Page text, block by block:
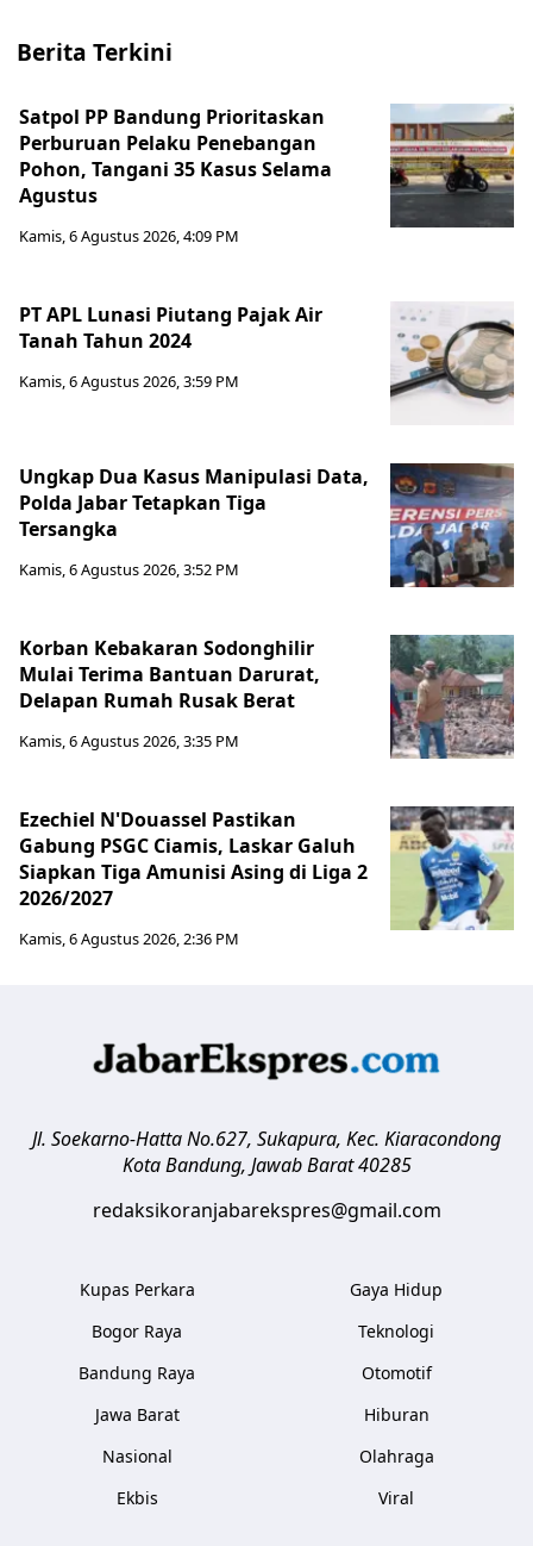
Berita Terkini
Satpol PP Bandung Prioritaskan
Perburuan Pelaku Penebangan
Pohon, Tangani 35 Kasus Selama
Agustus
Kamis, 6 Agustus 2026, 4:09 PM
PT APL Lunasi Piutang Pajak Air
Tanah Tahun 2024
Kamis, 6 Agustus 2026, 3:59 PM
Ungkap Dua Kasus Manipulasi Data,
Polda Jabar Tetapkan Tiga
Tersangka
Kamis, 6 Agustus 2026, 3:52 PM
Korban Kebakaran Sodonghilir
Mulai Terima Bantuan Darurat,
Delapan Rumah Rusak Berat
Kamis, 6 Agustus 2026, 3:35 PM
Ezechiel N'Douassel Pastikan
Gabung PSGC Ciamis, Laskar Galuh
Siapkan Tiga Amunisi Asing di Liga 2
2026/2027
Kamis, 6 Agustus 2026, 2:36 PM
Jl. Soekarno-Hatta No.627, Sukapura, Kec. Kiaracondong
Kota Bandung, Jawab Barat 40285
redaksikoranjabarekspres@gmail.com
Kupas Perkara
Bogor Raya
Bandung Raya
Jawa Barat
Nasional
Ekbis
Gaya Hidup
Teknologi
Otomotif
Hiburan
Olahraga
Viral